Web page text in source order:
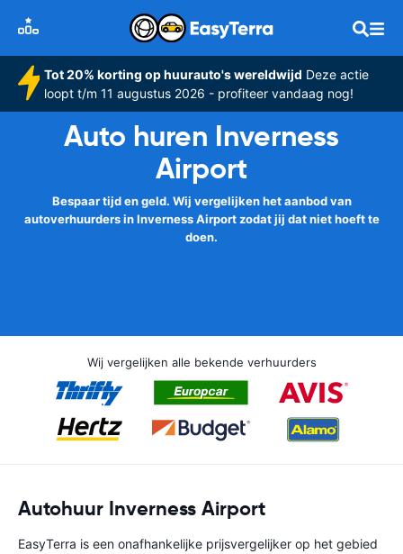
Tot 20% korting op huurauto's wereldwijd Deze actie
loopt t/m 11 augustus 2026 - profiteer vandaag nog!
Auto huren Inverness
Airport
Bespaar tijd en geld. Wij vergelijken het aanbod van
autoverhuurders in Inverness Airport zodat jij dat niet hoeft te
doen.
Wij vergelijken alle bekende verhuurders
Autohuur Inverness Airport
EasyTerra is een onafhankelijke prijsvergelijker op het gebied